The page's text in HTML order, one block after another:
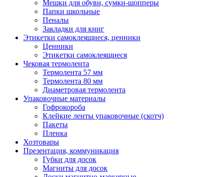
Мешки для обуви, сумки-шопперы
Папки школьные
Пеналы
Закладки для книг
Этикетки самоклеящиеся, ценники
Ценники
Этикетки самоклеящиеся
Чековая термолента
Термолента 57 мм
Термолента 80 мм
Диаметровая термолента
Упаковочные материалы
Гофрокороба
Клейкие ленты упаковочные (скотч)
Пакеты
Пленка
Хозтовары
Презентация, коммуникация
Губки для досок
Магниты для досок